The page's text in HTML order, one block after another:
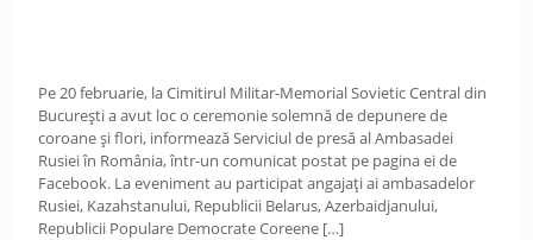
Pe 20 februarie, la Cimitirul Militar-Memorial Sovietic Central din
București a avut loc o ceremonie solemnă de depunere de
coroane și flori, informează Serviciul de presă al Ambasadei
Rusiei în România, într-un comunicat postat pe pagina ei de
Facebook. La eveniment au participat angajați ai ambasadelor
Rusiei, Kazahstanului, Republicii Belarus, Azerbaidjanului,
Republicii Populare Democrate Coreene […]